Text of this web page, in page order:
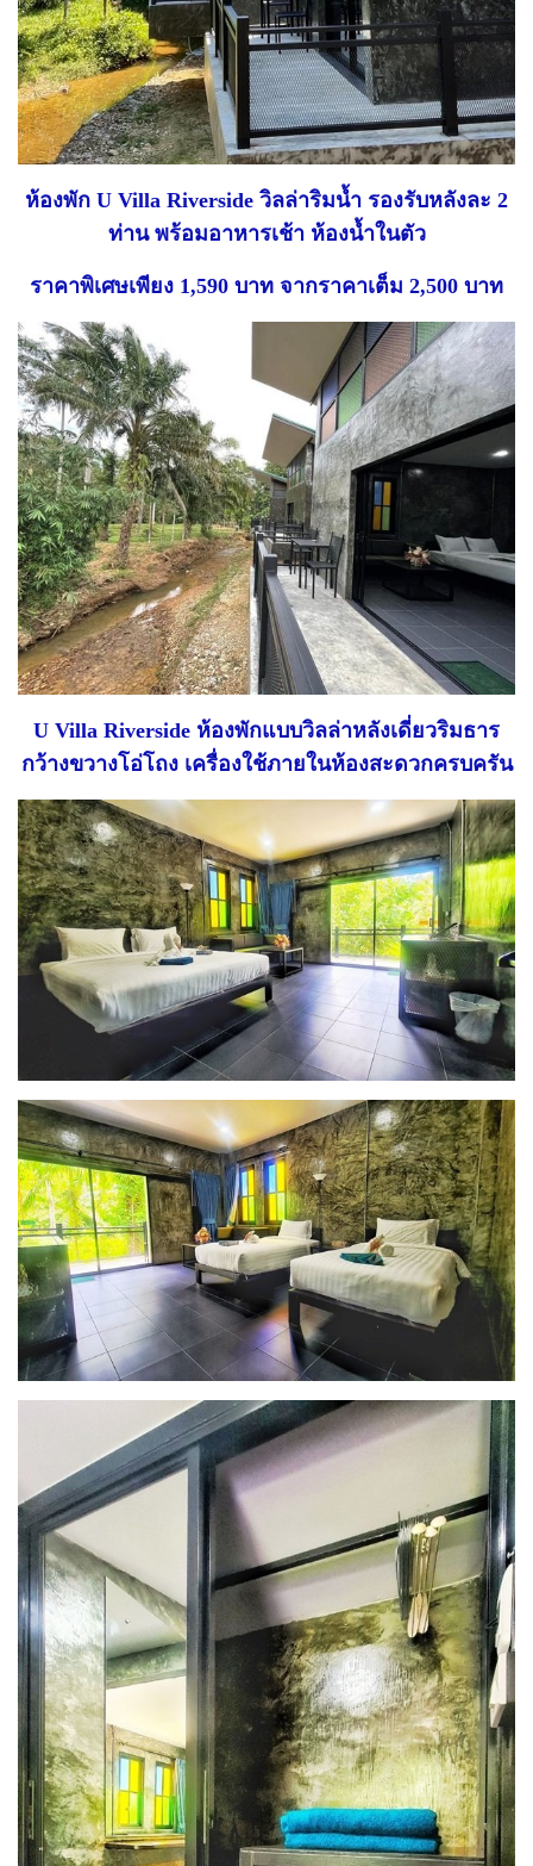
ห้องพัก U Villa Riverside วิลล่าริมน้ำ รองรับหลังละ 2
ท่าน พร้อมอาหารเช้า ห้องน้ำในตัว
ราคาพิเศษเพียง 1,590 บาท จากราคาเต็ม 2,500 บาท
U Villa Riverside ห้องพักแบบวิลล่าหลังเดี่ยวริมธาร
กว้างขวางโอ่โถง เครื่องใช้ภายในห้องสะดวกครบครัน